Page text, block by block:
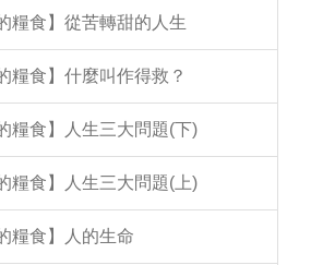
糧食】從苦轉甜的人生
糧食】什麼叫作得救？
糧食】人生三大問題(下)
糧食】人生三大問題(上)
糧食】人的生命